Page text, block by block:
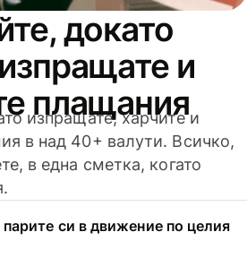
докато
и
плащания
изпращате, харчите и
в над 40+ валути. Всичко,
в една сметка, когато
парите си в движение по целия